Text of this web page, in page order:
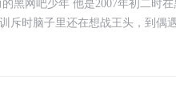
网吧少年 他是2007年初二时
斥时脑子里还在想战王头，到偶